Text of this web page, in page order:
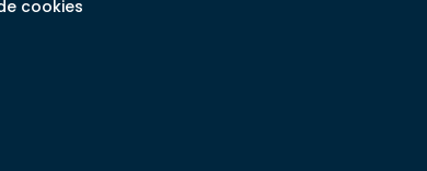
cookies